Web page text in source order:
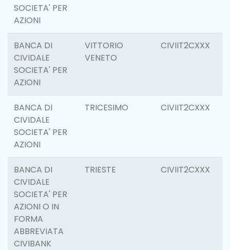
SOCIETA' PER
AZIONI
BANCA DI
CIVIDALE
SOCIETA' PER
AZIONI
VITTORIO
VENETO
CIVIIT2CXXX
BANCA DI
CIVIDALE
SOCIETA' PER
AZIONI
TRICESIMO CIVIIT2CXXX
BANCA DI
CIVIDALE
SOCIETA' PER
AZIONI O IN
FORMA
ABBREVIATA
CIVIBANK
TRIESTE CIVIIT2CXXX